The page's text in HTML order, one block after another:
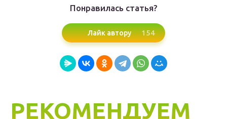
Понравилась статья?
Лайк автору 154
РЕКОМЕНДУЕМ